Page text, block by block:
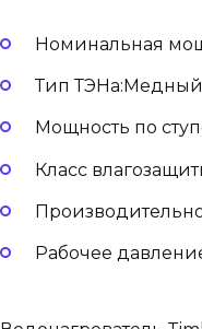
Номинальная
Тип ТЭНа:Медный
Мощность по
Класс
Рабочее